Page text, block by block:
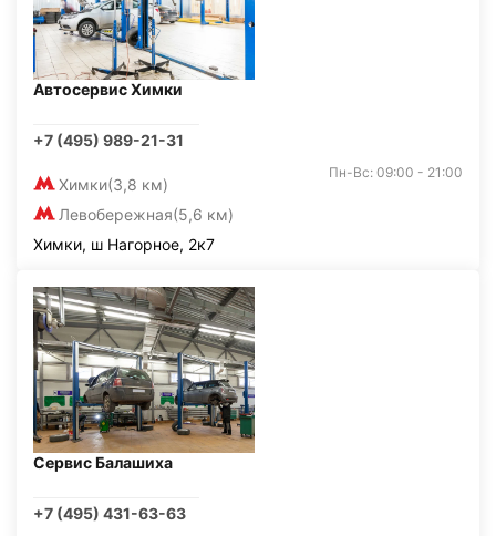
Автосервис Химки
+7 (495) 989-21-31
Химки(3,8 км)
Левобережная(5,6 км)
Пн-Вс: 09:00 - 21:00
Химки, ш Нагорное, 2к7
Сервис Балашиха
+7 (495) 431-63-63